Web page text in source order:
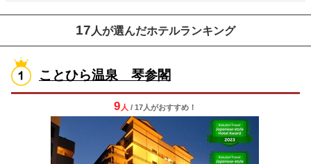
17 人が選んだホテルランキング
ことひら温泉 琴参閣
9 人 / 17人がおすすめ！